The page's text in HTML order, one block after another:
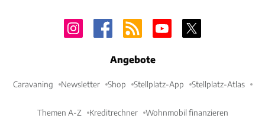
Angebote
Caravaning Newsletter Shop Stellplatz-App Stellplatz-Atlas
Themen A-Z Kreditrechner Wohnmobil finanzieren